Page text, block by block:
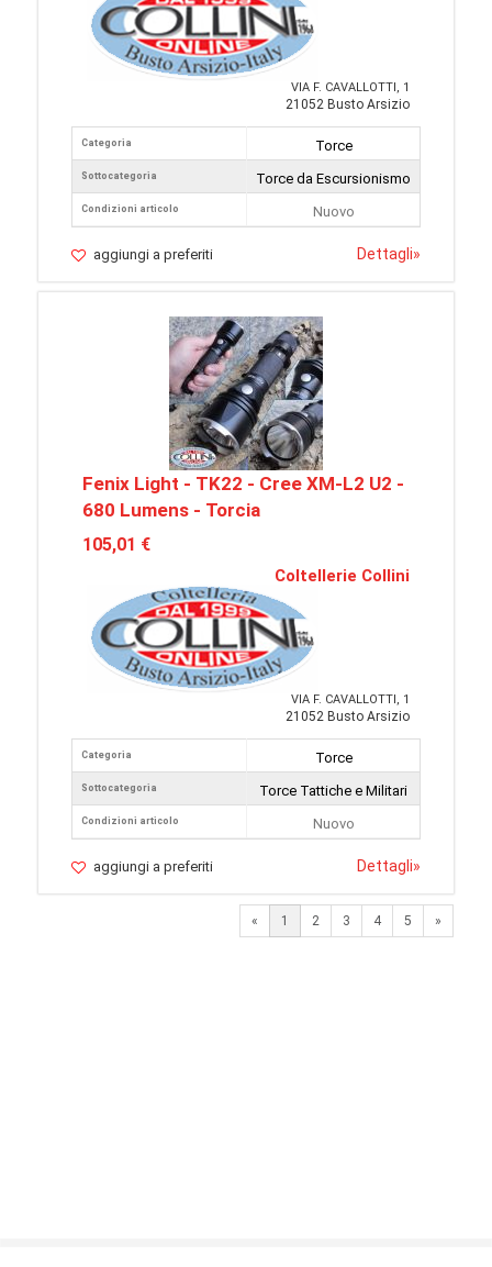
VIA F. CAVALLOTTI, 1
21052 Busto Arsizio
Categoria
Sottocategoria
Condizioni articolo
Torce
Torce da Escursionismo
Nuovo
aggiungi a preferiti Dettagli»
Fenix Light - TK22 - Cree XM-L2 U2 -
680 Lumens - Torcia
105,01 €
Coltellerie Collini
VIA F. CAVALLOTTI, 1
21052 Busto Arsizio
Categoria
Sottocategoria
Condizioni articolo
Torce
Torce Tattiche e Militari
Nuovo
aggiungi a preferiti Dettagli»
« 1 2 3 4 5 »